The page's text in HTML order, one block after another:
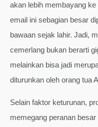
akan lebih membayang
email ini sebagian besar
bawaan sejak lahir. Jadi,
cemerlang bukan berarti
melainkan bisa jadi
diturunkan oleh orang tua
Selain faktor keturunan,
memegang peranan